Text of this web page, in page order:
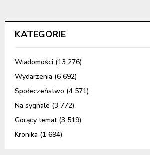
KATEGORIE
Wiadomości (13 276)
Wydarzenia (6 692)
Społeczeństwo (4 571)
Na sygnale (3 772)
Gorący temat(3 519)
Kronika (1 694)